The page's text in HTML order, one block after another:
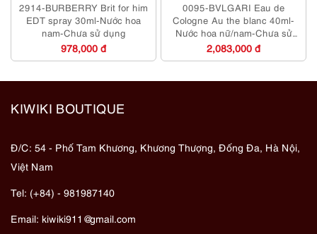
2914-BURBERRY Brit for him
EDT spray 30ml-Nước hoa
nam-Chưa sử dụng
978,000 đ
0095-BVLGARI Eau de
Cologne Au the blanc 40ml-
Nước hoa nữ/nam-Chưa sử
dụng
2,083,000 đ
KIWIKI BOUTIQUE
Đ/C: 54 - Phố Tam Khương, Khương Thượng, Đống Đa, Hà Nội,
Việt Nam
Tel: (+84) - 981987140
Email: kiwiki911@gmail.com